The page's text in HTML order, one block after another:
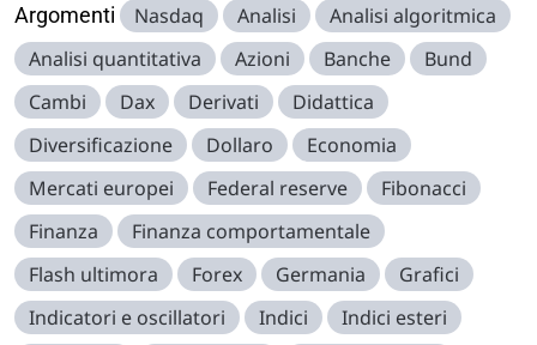
Argomenti Nasdaq Analisi
Analisi algoritmica
Analisi quantitativa
Azioni Banche
Bund
Cambi
Dax Derivati
Didattica
Diversificazione
Dollaro
Economia
Mercati europei
Federal reserve
Fibonacci
Finanza
Finanza comportamentale
Flash ultimora
Forex Germania
Grafici
Indicatori e oscillatori
Indici
Indici esteri